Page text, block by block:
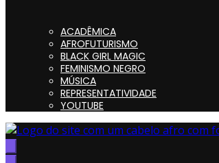
ACADÊMICA
AFROFUTURISMO
BLACK GIRL MAGIC
FEMINISMO NEGRO
MÚSICA
REPRESENTATIVIDADE
YOUTUBE
Preta, Nerd & Burning Hell